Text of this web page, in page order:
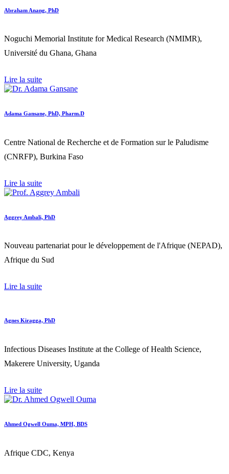
Abraham Anang, PhD
Noguchi Memorial Institute for Medical Research (NMIMR),
Université du Ghana, Ghana
Lire la suite
Adama Gansane, PhD, Pharm.D
Centre National de Recherche et de Formation sur le Paludisme
(CNRFP), Burkina Faso
Lire la suite
Aggrey Ambali, PhD
Nouveau partenariat pour le développement de l'Afrique (NEPAD),
Afrique du Sud
Lire la suite
Agnes Kiragga, PhD
Infectious Diseases Institute at the College of Health Science,
Makerere University, Uganda
Lire la suite
Ahmed Ogwell Ouma, MPH, BDS
Afrique CDC, Kenya